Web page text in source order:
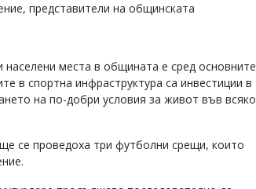
представители на общинската
места в общината е сред основните
в спортна инфраструктура са инвестиции в
на по-добри условия за живот във всяко
се проведоха три футболни срещи, които